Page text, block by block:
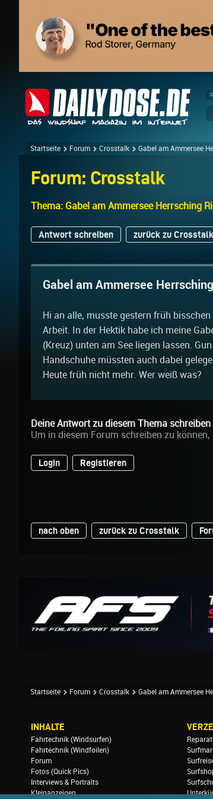
Startseite Forum Crosstalk Gabel am Ammersee
Forum: Crosstalk
Thema: Gabel am Ammersee Herrsching
Antwort schreiben zurück zu Crosstalk
Gabel am Ammersee
Hi an alle, musste gestern früh
Arbeit. In der Hektik habe ich meine
(Kreuz) unten am See liegen lassen.
Handschuhe müssten auch dabei
Heute früh nicht mehr. Wer weiß was?
Deine Antwort zu diesem Thema schreiben
Um in diesem Forum schreiben zu
Login Registieren
nach oben zurück zu Crosstalk
Startseite Forum Crosstalk Gabel am Ammersee
INHALTE
Fahrtechnik (Windsurfen)
Fahrtechnik (Windfoilen)
Forum
Fotos (Quick Pics)
Interviews & Portraits
Kleinanzeigen